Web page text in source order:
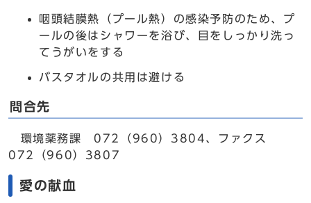
咽頭結膜熱（プール熱）の感染予防のため、プ
ールの後はシャワーを浴び、目をしっかり洗っ
てうがいをする
バスタオルの共用は避ける
問合先
環境薬務課 072（960）3804、ファクス
072（960）3807
愛の献血